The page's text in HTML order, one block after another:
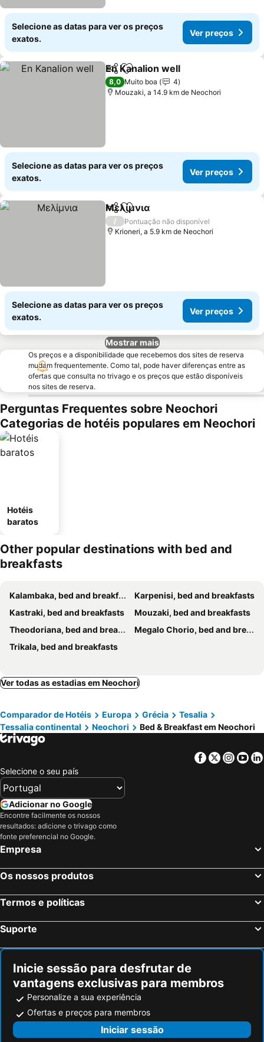
Selecione as datas para ver os preços
exatos.
Ver preços
PartilharAdicionar aos favoritos
En Kanalion well
8,0 Muito boa
4
Mouzaki, a 14.9 km de Neochori
Selecione as datas para ver os preços
exatos.
Ver preços
PartilharAdicionar aos favoritos
Mελίμνια
/
Pontuação não disponível
Krioneri, a 5.9 km de Neochori
Selecione as datas para ver os preços
exatos.
Ver preços
Mostrar mais
Os preços e a disponibilidade que recebemos dos sites de reserva
mudam frequentemente. Como tal, pode haver diferenças entre as
ofertas que consulta no trivago e os preços que estão disponíveis
nos sites de reserva.
Perguntas Frequentes sobre Neochori
Categorias de hotéis populares em Neochori
Hotéis
baratos
Other popular destinations with bed and
breakfasts
Kalambaka, bed and breakfasts
Karpenisi, bed and breakfasts
Kastraki, bed and breakfasts
Mouzaki, bed and breakfasts
Theodoriana, bed and breakfasts
Megalo Chorio, bed and breakfasts
Trikala, bed and breakfasts
Ver todas as estadias em Neochori
Comparador de Hotéis Europa Grécia
Tesalia
Тessalia continental
Neochori Bed & Breakfast em Neochori
Facebook
Twitter
Selecione o seu país
Adicionar no Google
Encontre facilmente os nossos
resultados: adicione o trivago como
fonte preferencial no Google.
Empresa
Os nossos produtos
Termos e políticas
Suporte
Inicie sessão para desfrutar de
vantagens exclusivas para membros
Personalize a sua experiência
Ofertas e preços para membros
Iniciar sessão